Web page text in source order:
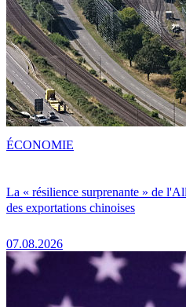
La « résilience surprenante » de
des exportations chinoises
07.08.2026
ÉCONOMIE